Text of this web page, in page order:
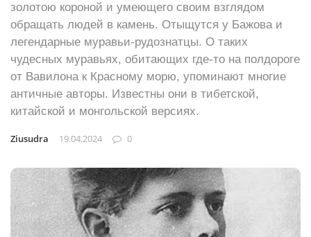
золотою короной и умеющего своим взглядом
обращать людей в камень. Отыщутся у Бажова и
легендарные муравьи-рудознатцы. О таких
чудесных муравьях, обитающих где-то на полдороге
от Вавилона к Красному морю, упоминают многие
античные авторы. Известны они в тибетской,
китайской и монгольской версиях.
Ziusudra 19.04.2024 0